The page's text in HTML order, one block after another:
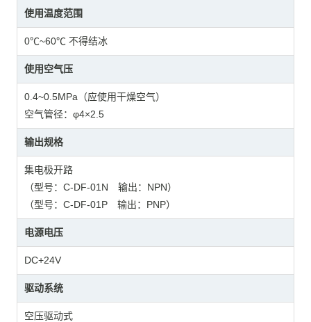
使用温度范围
0℃~60℃ 不得结冰
使用空气压
0.4~0.5MPa（应使用干燥空气）
空气管径：φ4×2.5
输出规格
集电极开路
（型号：C-DF-01N 输出：NPN）
（型号：C-DF-01P 输出：PNP）
电源电压
DC+24V
驱动系统
空压驱动式